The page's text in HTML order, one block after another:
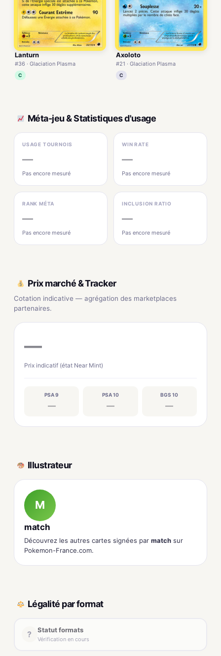
Lanturn
#36 · Glaciation Plasma
C
Axoloto
#21 · Glaciation Plasma
C
Méta-jeu & Statistiques d'usage
USAGE TOURNOIS
—
Pas encore mesuré
WIN RATE
—
Pas encore mesuré
RANK MÉTA
—
Pas encore mesuré
INCLUSION RATIO
—
Pas encore mesuré
Prix marché & Tracker
Cotation indicative — agrégation des marketplaces
partenaires.
—
Prix indicatif (état Near Mint)
PSA 9
—
PSA 10
—
BGS 10
—
Illustrateur
M
match
Découvrez les autres cartes signées par match sur
Pokemon-France.com.
Légalité par format
? Statut formats
Vérification en cours